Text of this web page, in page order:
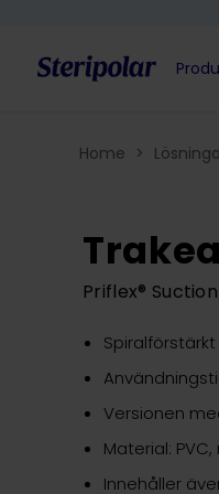
Home >
Priflex® Suction
Versionen
Material:
Innehåller